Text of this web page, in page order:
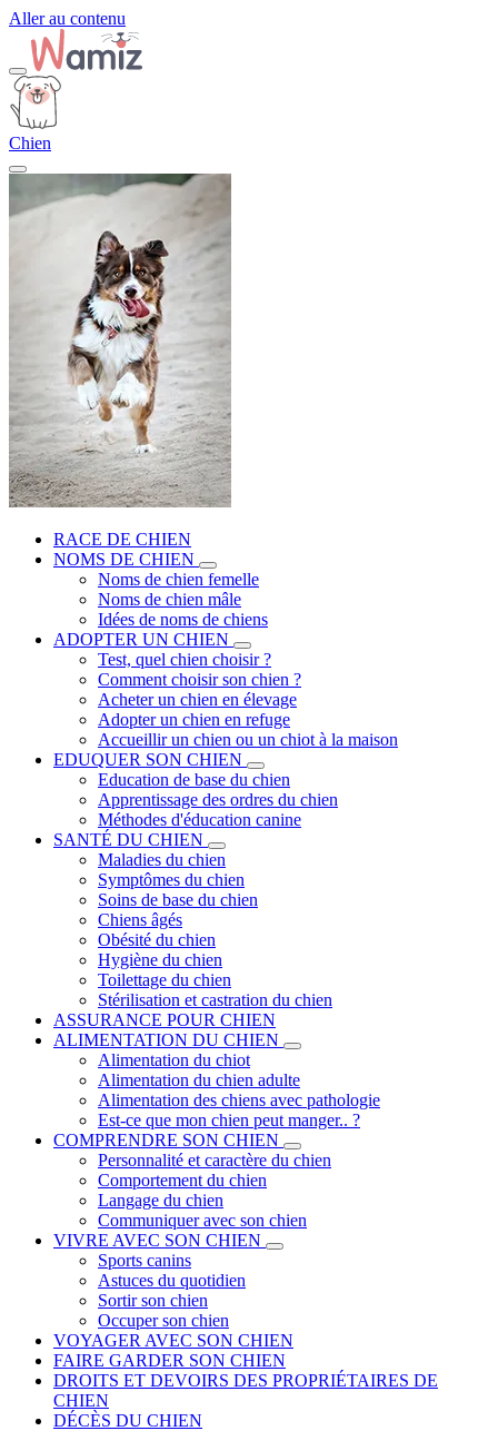
Aller au contenu
Chien
RACE DE CHIEN
NOMS DE CHIEN
Noms de chien femelle
Noms de chien mâle
Idées de noms de chiens
ADOPTER UN CHIEN
Test, quel chien choisir ?
Comment choisir son chien ?
Acheter un chien en élevage
Adopter un chien en refuge
Accueillir un chien ou un chiot à la maison
EDUQUER SON CHIEN
Education de base du chien
Apprentissage des ordres du chien
Méthodes d'éducation canine
SANTÉ DU CHIEN
Maladies du chien
Symptômes du chien
Soins de base du chien
Chiens âgés
Obésité du chien
Hygiène du chien
Toilettage du chien
Stérilisation et castration du chien
ASSURANCE POUR CHIEN
ALIMENTATION DU CHIEN
Alimentation du chiot
Alimentation du chien adulte
Alimentation des chiens avec pathologie
Est-ce que mon chien peut manger.. ?
COMPRENDRE SON CHIEN
Personnalité et caractère du chien
Comportement du chien
Langage du chien
Communiquer avec son chien
VIVRE AVEC SON CHIEN
Sports canins
Astuces du quotidien
Sortir son chien
Occuper son chien
VOYAGER AVEC SON CHIEN
FAIRE GARDER SON CHIEN
DROITS ET DEVOIRS DES PROPRIÉTAIRES DE
CHIEN
DÉCÈS DU CHIEN